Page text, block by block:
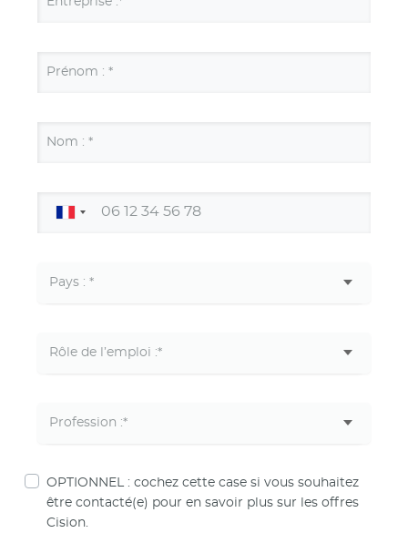
Prénom : *
Nom : *
OPTIONNEL : cochez cette case si vous souhaitez
être contacté(e) pour en savoir plus sur les offres
Cision.